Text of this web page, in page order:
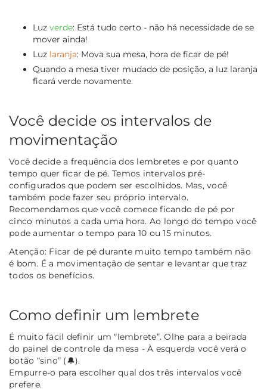
Luz verde: Está tudo certo - não há necessidade de se
mover ainda!
Luz laranja: Mova sua mesa, hora de ficar de pé!
Quando a mesa tiver mudado de posição, a luz laranja
ficará verde novamente.
Você decide os intervalos de
movimentação
Você decide a frequência dos lembretes e por quanto
tempo quer ficar de pé. Temos intervalos pré-
configurados que podem ser escolhidos. Mas, você
também pode fazer seu próprio intervalo.
Recomendamos que você comece ficando de pé por
cinco minutos a cada uma hora. Ao longo do tempo você
pode aumentar o tempo para 10 ou 15 minutos.
Atenção: Ficar de pé durante muito tempo também não
é bom. É a movimentação de sentar e levantar que traz
todos os benefícios.
Como definir um lembrete
É muito fácil definir um “lembrete”. Olhe para a beirada
do painel de controle da mesa - À esquerda você verá o
botão “sino” (🔔).
Empurre-o para escolher qual dos três intervalos você
prefere.